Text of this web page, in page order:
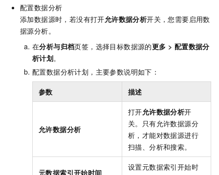
配置数据分析
添加数据源时，若没有打开允许数据分析开关，您需要启用数
据源分析。
在分析与归档页签，选择目标数据源的更多 > 配置数据分
析计划。
配置数据分析计划，主要参数说明如下：
参数 描述
允许数据分析
打开允许数据分析开
关。只有允许数据源分
析，才能对数据源进行
扫描、分析和搜索。
元数据索引开始时间
设置元数据索引开始时